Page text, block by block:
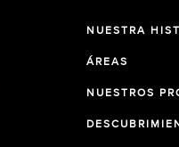
NUESTRA
ÁREAS
NUESTROS